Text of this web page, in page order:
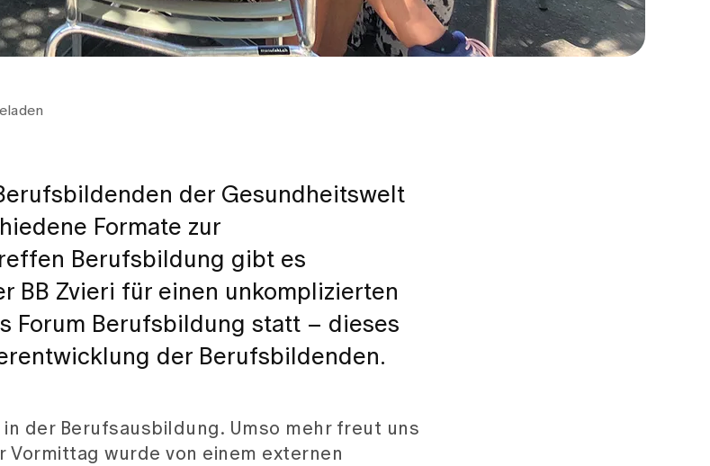
der Gesundheitswelt
Formate zur
Berufsbildung gibt es
BB Zvieri für einen unkomplizierten
Forum Berufsbildung statt – dieses
der Berufsbildenden.
der Berufsausbildung. Umso mehr freut uns
Vormittag wurde von einem externen